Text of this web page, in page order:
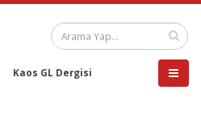
Kaos GL Dergisi